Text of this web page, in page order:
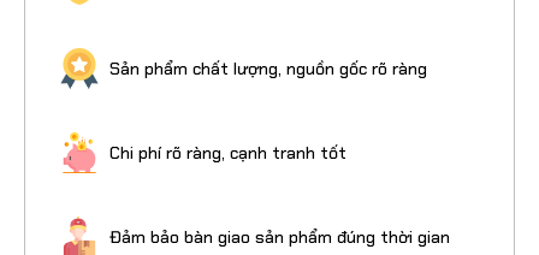
Sản phẩm chất lượng, nguồn gốc rõ ràng
Chi phí rõ ràng, cạnh tranh tốt
Đảm bảo bàn giao sản phẩm đúng thời gian